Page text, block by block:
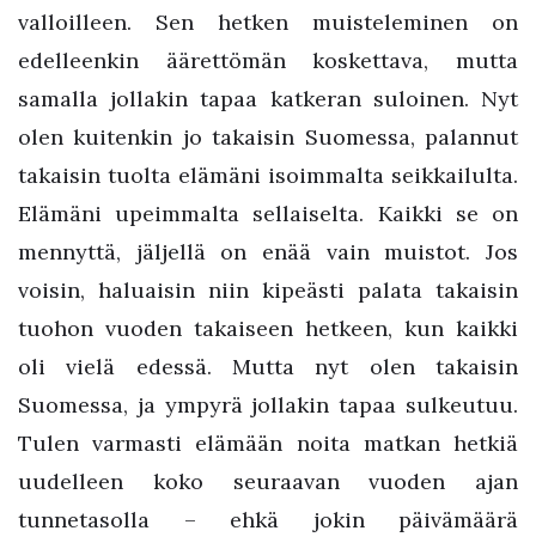
valloilleen. Sen hetken muisteleminen on
edelleenkin äärettömän koskettava, mutta
samalla jollakin tapaa katkeran suloinen. Nyt
olen kuitenkin jo takaisin Suomessa, palannut
takaisin tuolta elämäni isoimmalta seikkailulta.
Elämäni upeimmalta sellaiselta. Kaikki se on
mennyttä, jäljellä on enää vain muistot. Jos
voisin, haluaisin niin kipeästi palata takaisin
tuohon vuoden takaiseen hetkeen, kun kaikki
oli vielä edessä. Mutta nyt olen takaisin
Suomessa, ja ympyrä jollakin tapaa sulkeutuu.
Tulen varmasti elämään noita matkan hetkiä
uudelleen koko seuraavan vuoden ajan
tunnetasolla – ehkä jokin päivämäärä